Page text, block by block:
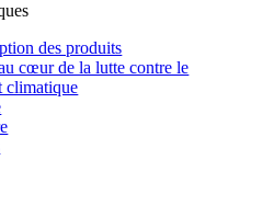
des produits
cœur de la lutte contre le
climatique